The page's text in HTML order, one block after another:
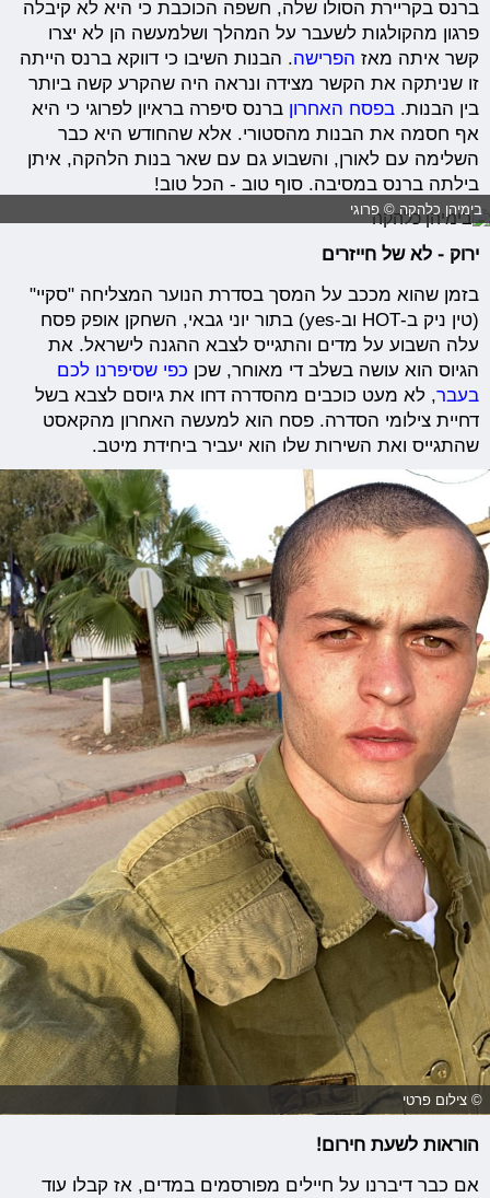
ברנס בקריירת הסולו שלה, חשפה הכוכבת כי היא לא קיבלה
פרגון מהקולגות לשעבר על המהלך ושלמעשה הן לא יצרו
קשר איתה מאז הפרישה. הבנות השיבו כי דווקא ברנס הייתה
זו שניתקה את הקשר מצידה ונראה היה שהקרע קשה ביותר
בין הבנות.בפסח האחרון ברנס סיפרה בראיון לפרוגי כי היא
אף חסמה את הבנות מהסטורי. אלא שהחודש היא כבר
השלימה עם לאורן, והשבוע גם עם שאר בנות הלהקה, איתן
בילתה ברנס במסיבה. סוף טוב - הכל טוב!
בימיהן כלהקה © פרוגי
ירוק - לא של חייזרים
בזמן שהוא מככב על המסך בסדרת הנוער המצליחה "סקיי"
(טין ניק ב-HOT וב-yes) בתור יוני גבאי, השחקן אופק פסח
עלה השבוע על מדים והתגייס לצבא ההגנה לישראל. את
הגיוס הוא עושה בשלב די מאוחר, שכן כפי שסיפרנו לכם
בעבר, לא מעט כוכבים מהסדרה דחו את גיוסם לצבא בשל
דחיית צילומי הסדרה. פסח הוא למעשה האחרון מהקאסט
שהתגייס ואת השירות שלו הוא יעביר ביחידת מיטב.
© צילום פרטי
הוראות לשעת חירום!
אם כבר דיברנו על חיילים מפורסמים במדים, אז קבלו עוד